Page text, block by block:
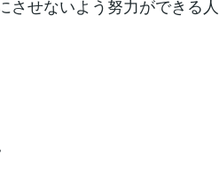
させないよう努力ができる人